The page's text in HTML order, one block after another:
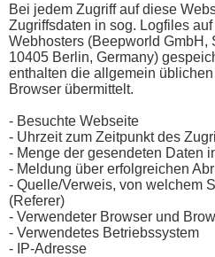
Bei jedem Zugriff auf diese
Zugriffsdaten in sog. Logfiles
Webhosters (Beepworld GmbH,
10405 Berlin, Germany)
enthalten die allgemein
Browser übermittelt.
- Besuchte Webseite
- Uhrzeit zum Zeitpunkt des
- Menge der gesendeten Daten
- Meldung über erfolgreichen
- Quelle/Verweis, von welchem
(Referer)
- Verwendeter Browser und
- Verwendetes Betriebssystem
- IP-Adresse